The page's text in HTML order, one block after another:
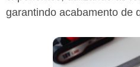
garantindo acabamento de